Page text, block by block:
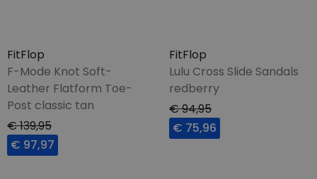
FitFlop
F-Mode Knot Soft-
Leather Flatform Toe-
Post classic tan
€ 139,95
€ 97,97
FitFlop
Lulu Cross Slide Sandals
redberry
€ 94,95
€ 75,96